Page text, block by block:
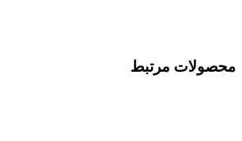
محصولات مرتبط